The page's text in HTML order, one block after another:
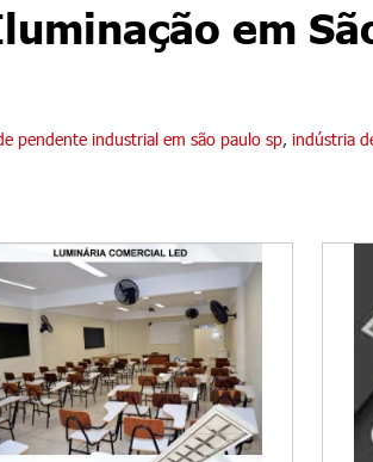
em
pendente industrial em são paulo sp, indústria